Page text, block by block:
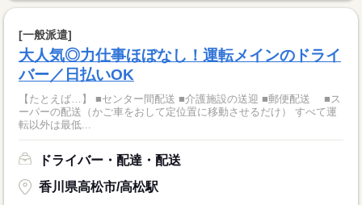
[一般派遣]
大人気◎力仕事ほぼなし！運転メインのドライ
バー／日払いOK
【たとえば…】 ■センター間配送 ■介護施設の送迎 ■郵便配送 ■ス
ーパーの配送（かご車をおして定位置に移動させるだけ） すべて運
転以外は最低...
ドライバー・配達・配送
香川県高松市/高松駅